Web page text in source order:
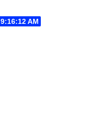
9:16:13 AM